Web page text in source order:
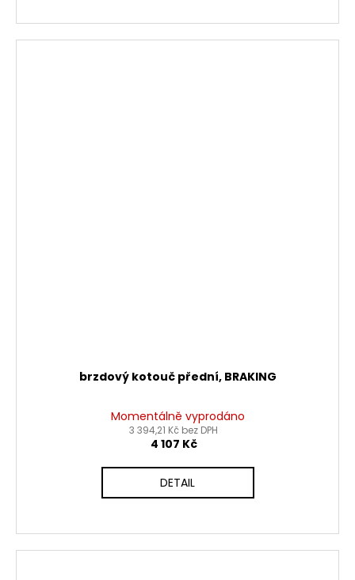
brzdový kotouč přední, BRAKING
Momentálně vyprodáno
3 394,21 Kč bez DPH
4 107 Kč
DETAIL